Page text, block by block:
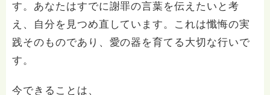
す。あなたはすでに謝罪の言葉を伝えたいと考
え、自分を見つめ直しています。これは懺悔の実
践そのものであり、愛の器を育てる大切な行いで
す。
今できることは、